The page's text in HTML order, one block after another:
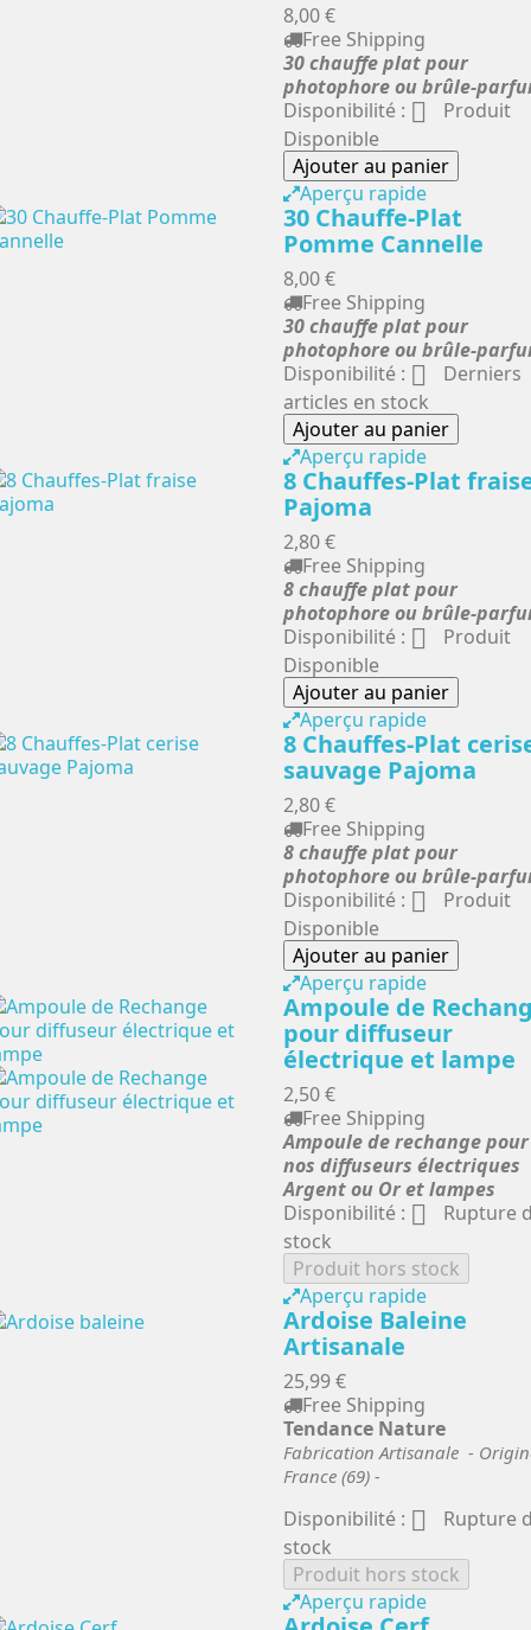
8,00 €
Free Shipping
30 chauffe plat pour
photophore ou brûle-
Disponibilité : 
Produit
Disponible
Ajouter au panier
Aperçu rapide
30 Chauffe-Plat
Pomme Cannelle
8,00 €
Free Shipping
30 chauffe plat pour
photophore ou brûle-
Disponibilité : 
Derniers
articles en stock
Ajouter au panier
Aperçu rapide
8 Chauffes-Plat
Pajoma
2,80 €
Free Shipping
8 chauffe plat pour
photophore ou brûle-
Disponibilité : 
Produit
Disponible
Ajouter au panier
Aperçu rapide
8 Chauffes-Plat
sauvage Pajoma
2,80 €
Free Shipping
8 chauffe plat pour
photophore ou brûle-
Disponibilité : 
Produit
Disponible
Ajouter au panier
Aperçu rapide
Ampoule de
pour diffuseur
électrique et lampe
2,50 €
Free Shipping
Ampoule de rechange pour
nos diffuseurs électriques
Argent ou Or et lampes
Disponibilité : 
Rupture
stock
Produit hors stock
Aperçu rapide
Ardoise Baleine
Artisanale
25,99 €
Free Shipping
Tendance Nature
Fabrication Artisanale -
France (69) -
Disponibilité : 
Rupture
stock
Produit hors stock
Aperçu rapide